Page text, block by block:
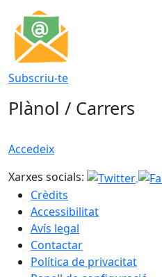
Subscriu-te
Plànol / Carrers
Accedeix
Xarxes socials:
Crèdits
Accessibilitat
Avís legal
Contactar
Política de privacitat